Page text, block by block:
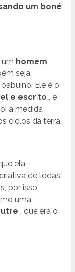
um boné
um homem
seja
Ele é o
e escrito , e
a medida
ciclos da terra.
ela
de todas
por isso
uma
, que era o